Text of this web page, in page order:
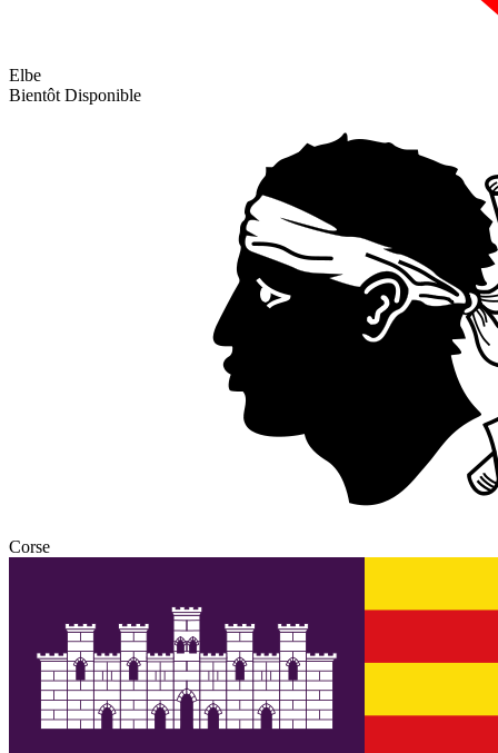
Elbe
Bientôt Disponible
Corse